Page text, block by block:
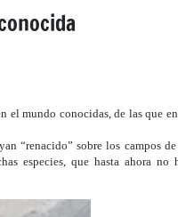
el mundo conocidas, de las que
“renacido” sobre los campos de
especies, que hasta ahora no